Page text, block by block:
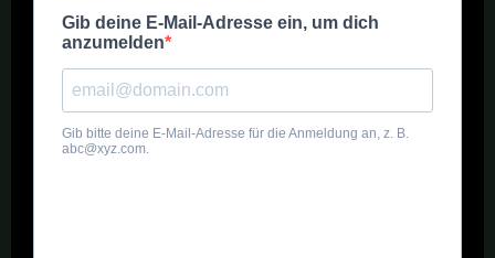
Quadratmeter im Innenbereich und bis zu 200 Gramm pro Pflanze
im Freien produzieren. Dies macht Auto White Widow zu einer der
ertragreichsten automatischen Sorten auf dem Markt.
Auto White Widow von Dutch Passion ist eine robuste Sorte, die
unter einer Vielzahl von Bedingungen gedeihen kann. Sie
bevorzugt jedoch warmes, sonniges Wetter und eine